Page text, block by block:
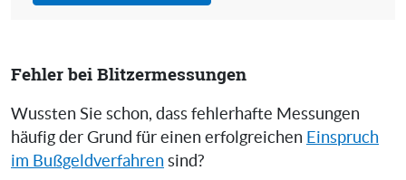
Fehler bei Blitzermessungen
Wussten Sie schon, dass fehlerhafte Messungen
häufig der Grund für einen erfolgreichen Einspruch
im Bußgeldverfahren sind?